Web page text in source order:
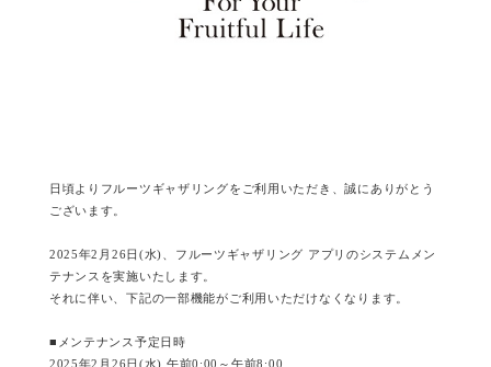
日頃よりフルーツギャザリングをご利用いただき、誠にありがとう
ございます。
2025年2月26日(水)、フルーツギャザリング アプリのシステムメン
テナンスを実施いたします。
それに伴い、下記の一部機能がご利用いただけなくなります。
■メンテナンス予定日時
2025年2月26日(水) 午前0:00～午前8:00